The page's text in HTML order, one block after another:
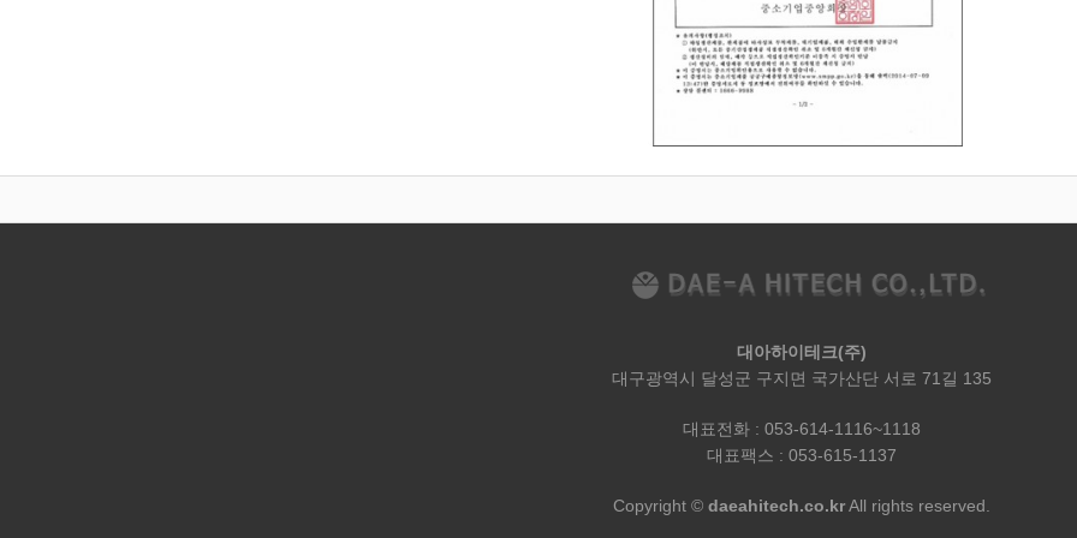
대아하이테크(주)
대구광역시 달성군 구지면 국가산단 서로 71길 135
대표전화 : 053-614-1116~1118
대표팩스 : 053-615-1137
Copyright © daeahitech.co.krAll rights reserved.